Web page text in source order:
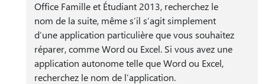
Office Famille et Étudiant 2013, recherchez le
nom de la suite, même s’il s’agit simplement
d’une application particulière que vous souhaitez
réparer, comme Word ou Excel. Si vous avez une
application autonome telle que Word ou Excel,
recherchez le nom de l’application.